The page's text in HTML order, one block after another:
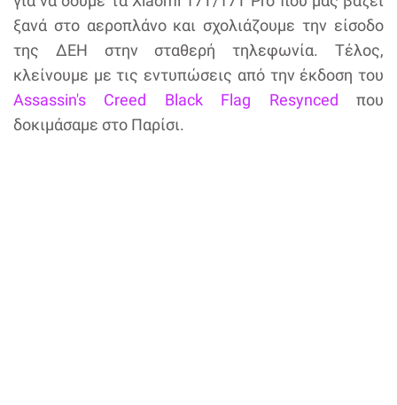
ξανά στο αεροπλάνο και σχολιάζουμε την είσοδο
της ΔΕΗ στην σταθερή τηλεφωνία. Τέλος,
κλείνουμε με τις εντυπώσεις από την έκδοση του
Assassin's Creed Black Flag Resynced που
δοκιμάσαμε στο Παρίσι.